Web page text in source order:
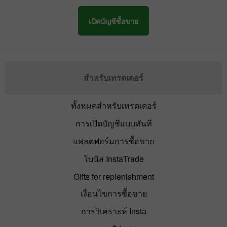
เปิดบัญชีซื้อขาย
สำหรับเทรดเดอร์
ทั้งหมดสำหรับเทรดเดอร์
การเปิดบัญชีแบบทันที
แพลตฟอร์มการซื้อขาย
โบนัส InstaTrade
Gifts for replenishment
เงื่อนไขการซื้อขาย
การวิเคราะห์ Insta